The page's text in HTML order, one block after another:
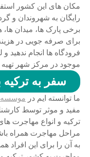
مکان های این کشور
رایگان به شهروندان و
برخی پارک ها، میدان
برای صرفه جویی در
فرودگاه ها انجام ندهید
موجود در مرکز شهر تهیه
سفر به
ما توانسته ایم در موسسه
مفید و موثر توسط
ترکیه و انواع مهاجرت
مراحل مهاجرت همراه
به آن را برای این افراد